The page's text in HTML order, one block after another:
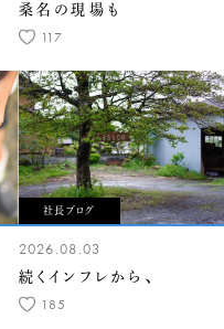
桑名の現場も
117
社長ブログ
2026.08.03
続くインフレから、
185